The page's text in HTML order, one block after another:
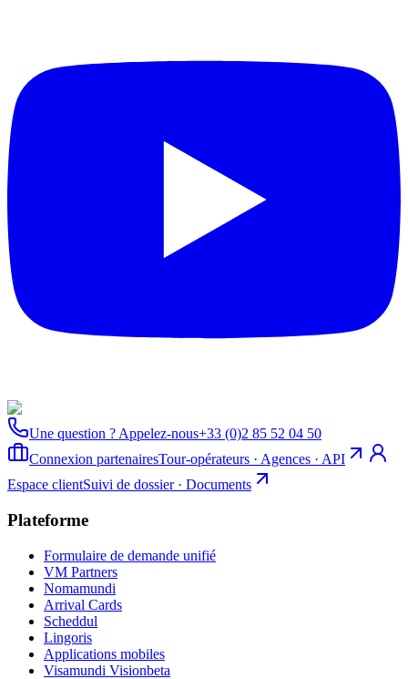
Une question ? Appelez-nous+33 (0)2 85 52 04 50
Connexion partenairesTour-opérateurs · Agences · API
Espace clientSuivi de dossier · Documents
Plateforme
Formulaire de demande unifié
VM Partners
Nomamundi
Arrival Cards
Scheddul
Lingoris
Applications mobiles
Visamundi Visionbeta